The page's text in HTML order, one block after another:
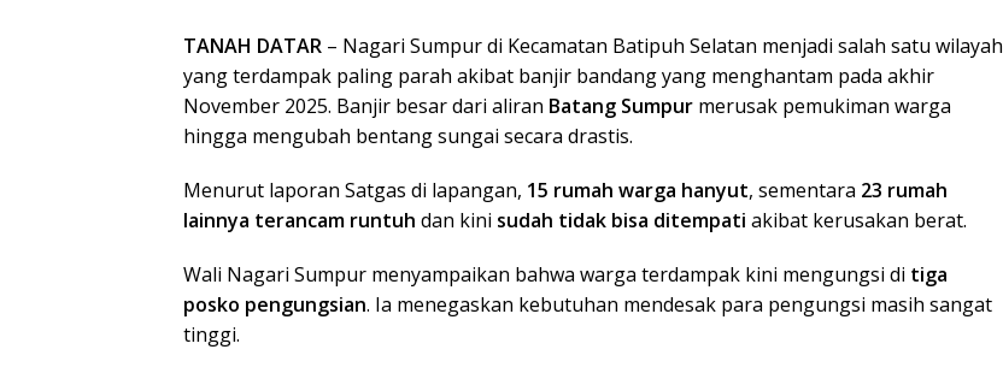
TANAH DATAR – Nagari Sumpur di Kecamatan Batipuh Selatan menjadi salah satu wilayah
yang terdampak paling parah akibat banjir bandang yang menghantam pada akhir
November 2025. Banjir besar dari aliran Batang Sumpur merusak pemukiman warga
hingga mengubah bentang sungai secara drastis.
Menurut laporan Satgas di lapangan, 15 rumah warga hanyut, sementara 23 rumah
lainnya terancam runtuh dan kini sudah tidak bisa ditempati akibat kerusakan berat.
Wali Nagari Sumpur menyampaikan bahwa warga terdampak kini mengungsi di tiga
posko pengungsian. Ia menegaskan kebutuhan mendesak para pengungsi masih sangat
tinggi.